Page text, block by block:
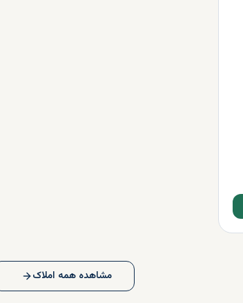
مشاهده همه املاک